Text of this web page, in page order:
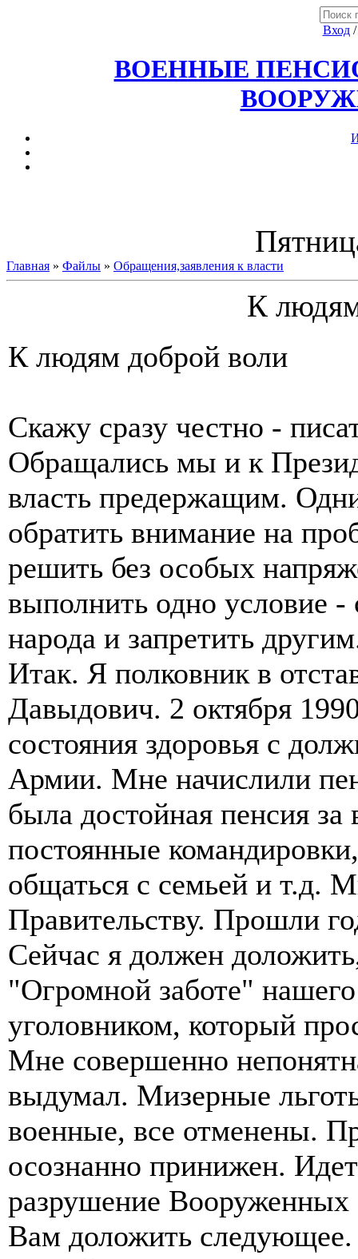
Вход
ВОЕННЫЕ
Главная » Файлы » Обращения,заявления к власти
К
К людям доброй воли
Скажу сразу честно -
Обращались мы и к
власть предержащим.
обратить внимание на
решить без особых
выполнить одно условие -
народа и запретить
Итак. Я полковник в
Давыдович. 2 октября
состояния здоровья с
Армии. Мне начислили
была достойная пенсия
постоянные
общаться с семьей и т.д.
Правительству. Прошли
Сейчас я должен
"Огромной заботе" нашего
уголовником, который
Мне совершенно
выдумал. Мизерные
военные, все отменены.
осознанно принижен.
разрушение
Вам доложить